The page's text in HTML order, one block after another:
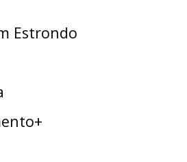
Estrondo